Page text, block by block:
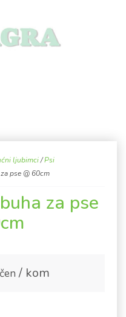
ljubimci/Psi
pse @ 60cm
za pse
/ kom